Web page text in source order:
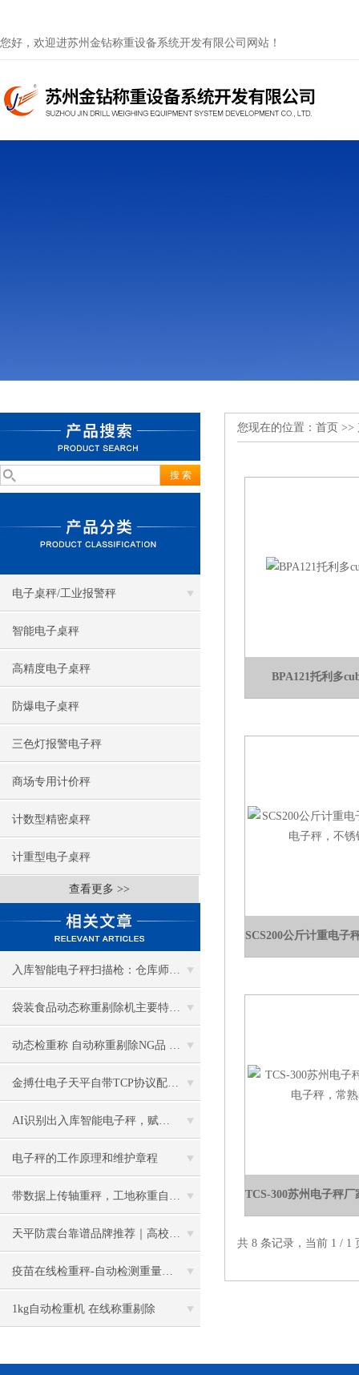
您好，欢迎进苏州金钻称重设备系统开发有限公司网站！
电子桌秤/工业报警秤
智能电子桌秤
高精度电子桌秤
防爆电子桌秤
三色灯报警电子秤
商场专用计价秤
计数型精密桌秤
计重型电子桌秤
查看更多 >>
入库智能电子秤扫描枪：仓库师傅的 “入库好帮手”省劲儿又高效！
袋装食品动态称重剔除机主要特点和工作流程
动态检重称 自动称重剔除NG品 产线称重神器
金搏仕电子天平自带TCP协议配套胶水称重产线的应用
AI识别出入库智能电子秤，赋能数据化精准管控
电子秤的工作原理和维护章程
带数据上传轴重秤，工地称重自动存档、远程管控更省心
天平防震台靠谱品牌推荐｜高校、第三方检测、药企实验室主流在用款
疫苗在线检重秤-自动检测重量是否合格
1kg自动检重机 在线称重剔除
您现在的位置： 首页 >>
BPA121托利多
共 8 条记录，当前 1 /